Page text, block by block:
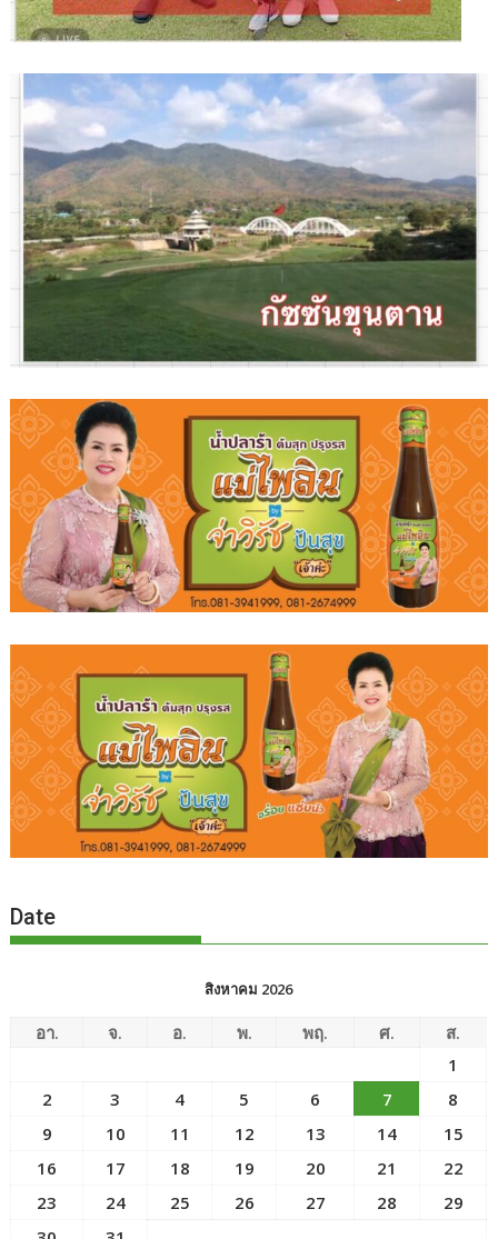
Date
สิงหาคม 2026
อา. จ. อ. พ. พฤ. ศ.
ส.
1
2
3 4 5 6 7
8
9
10 11 12 13 14
15
16
17 18 19 20 21
22
23
24 25 26 27 28
29